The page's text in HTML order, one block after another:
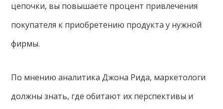
цепочки, вы повышаете процент привлечения
покупателя к приобретению продукта у нужной
фирмы.
По мнению аналитика Джона Рида, маркетологи
должны знать, где обитают их перспективы и